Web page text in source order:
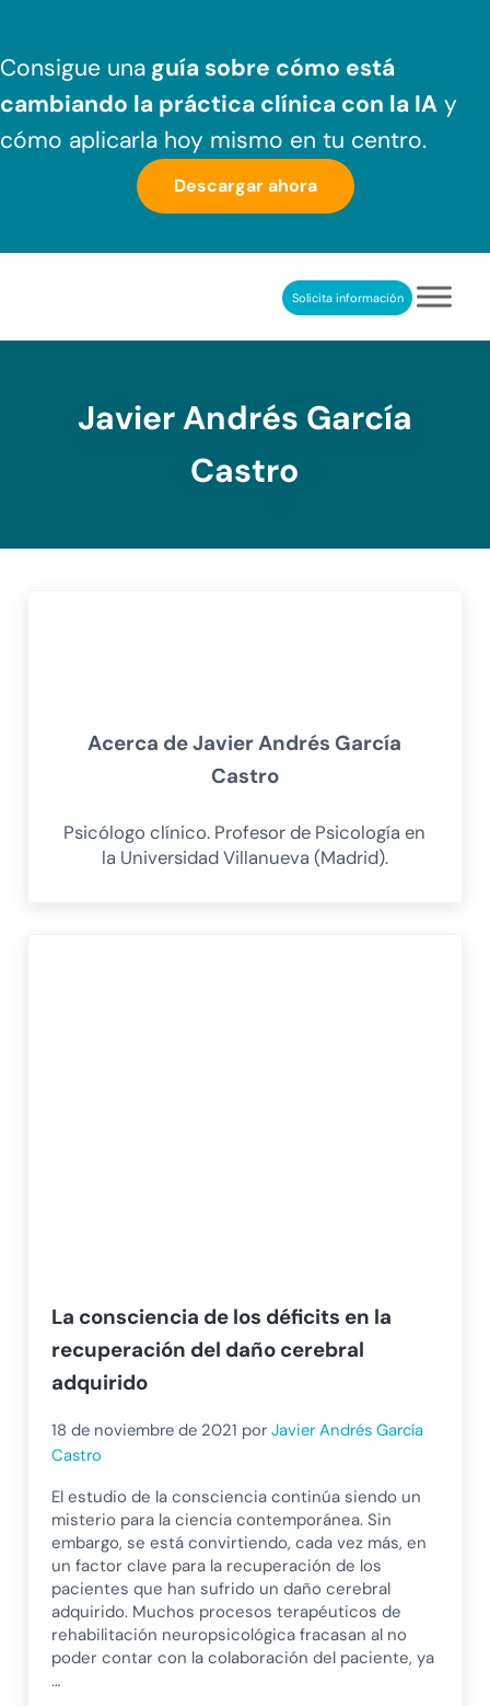
Consigue una guía sobre cómo está
cambiando la práctica clínica con la IA y
cómo aplicarla hoy mismo en tu centro.
Descargar ahora
REHABILITACIÓN COGNITIVA PROFESIONALSolicita información
Javier Andrés García
Castro
Acerca deJavier Andrés García
Castro
Psicólogo clínico. Profesor de Psicología en
la Universidad Villanueva (Madrid).
La consciencia de los déficits en la
recuperación del daño cerebral
adquirido
18 de noviembre de 2021 porJavier Andrés García
Castro
El estudio de la consciencia continúa siendo un
misterio para la ciencia contemporánea. Sin
embargo, se está convirtiendo, cada vez más, en
un factor clave para la recuperación de los
pacientes que han sufrido un daño cerebral
adquirido. Muchos procesos terapéuticos de
rehabilitación neuropsicológica fracasan al no
poder contar con la colaboración del paciente, ya
…